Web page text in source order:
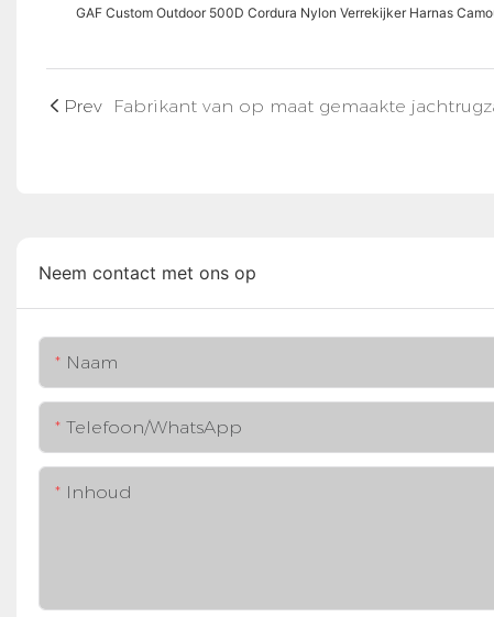
GAF Custom Outdoor 500D Cordura Nylon Verrekijker Harnas
Prev
Neem contact met ons op
Naam
Telefoon/WhatsApp
Inhoud